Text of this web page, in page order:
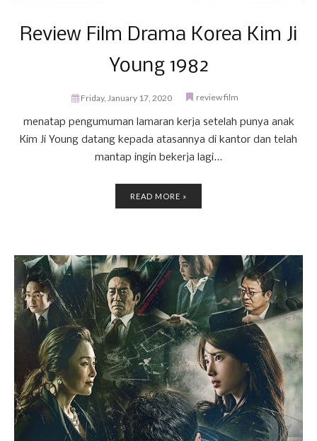
Review Film Drama Korea Kim Ji
Young 1982
Friday, January 17, 2020 review film
menatap pengumuman lamaran kerja setelah punya anak
Kim Ji Young datang kepada atasannya di kantor dan telah
mantap ingin bekerja lagi...
READ MORE »